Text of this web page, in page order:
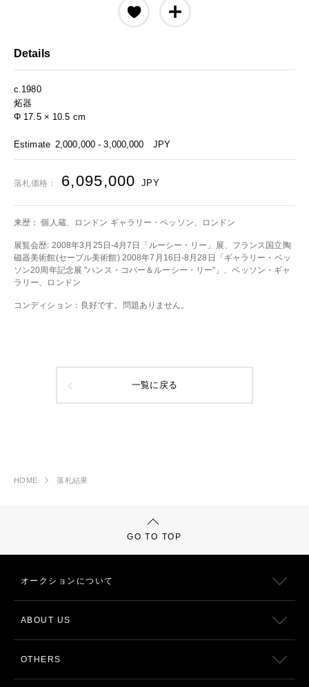
Details
c.1980
炻器
Φ 17.5 × 10.5 cm
Estimate 2,000,000 - 3,000,000 JPY
落札価格： 6,095,000 JPY
来歴： 個人蔵、ロンドン ギャラリー・ベッソン、ロンドン
展覧会歴: 2008年3月25日-4月7日「ルーシー・リー」展、フランス国立陶
磁器美術館(セーブル美術館) 2008年7月16日-8月28日「ギャラリー・ベッ
ソン20周年記念展 "ハンス・コパー＆ルーシー・リー"」、ベッソン・ギャ
ラリー、ロンドン
コンディション：良好です。問題ありません。
一覧に戻る
HOME 落札結果
GO TO TOP
オークションについて
ABOUT US
OTHERS